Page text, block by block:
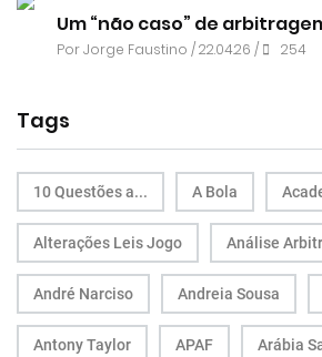
Um “não caso” de
PorJorge Faustino / 22.04.26 / 254
Tags
10 Questões a... A Bola
Alterações Leis Jogo Análise
André Narciso Andreia Sousa
Antony Taylor APAF Arábia